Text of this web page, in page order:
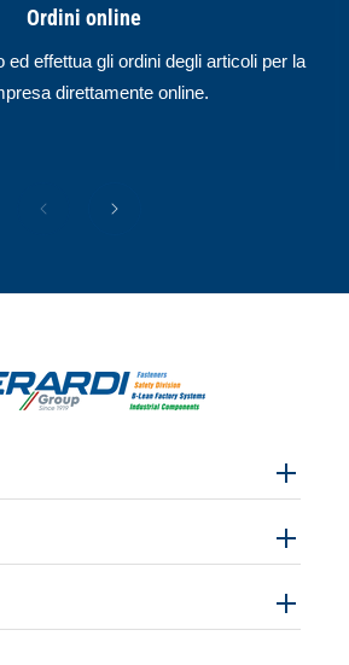
Ordini online
ed effettua gli ordini degli articoli per la
direttamente online.